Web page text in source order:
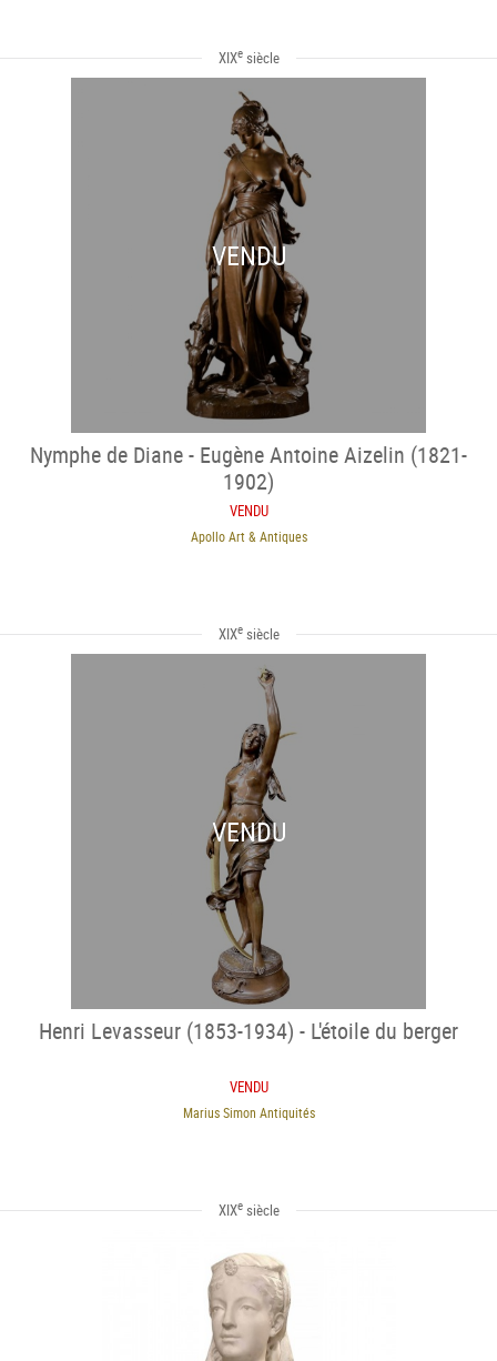
XIXesiècle
VENDU
Nymphe de Diane - Eugène Antoine Aizelin (1821-
1902)
VENDU
Apollo Art & Antiques
XIXesiècle
VENDU
Henri Levasseur (1853-1934) - L'étoile du berger
VENDU
Marius Simon Antiquités
XIXesiècle